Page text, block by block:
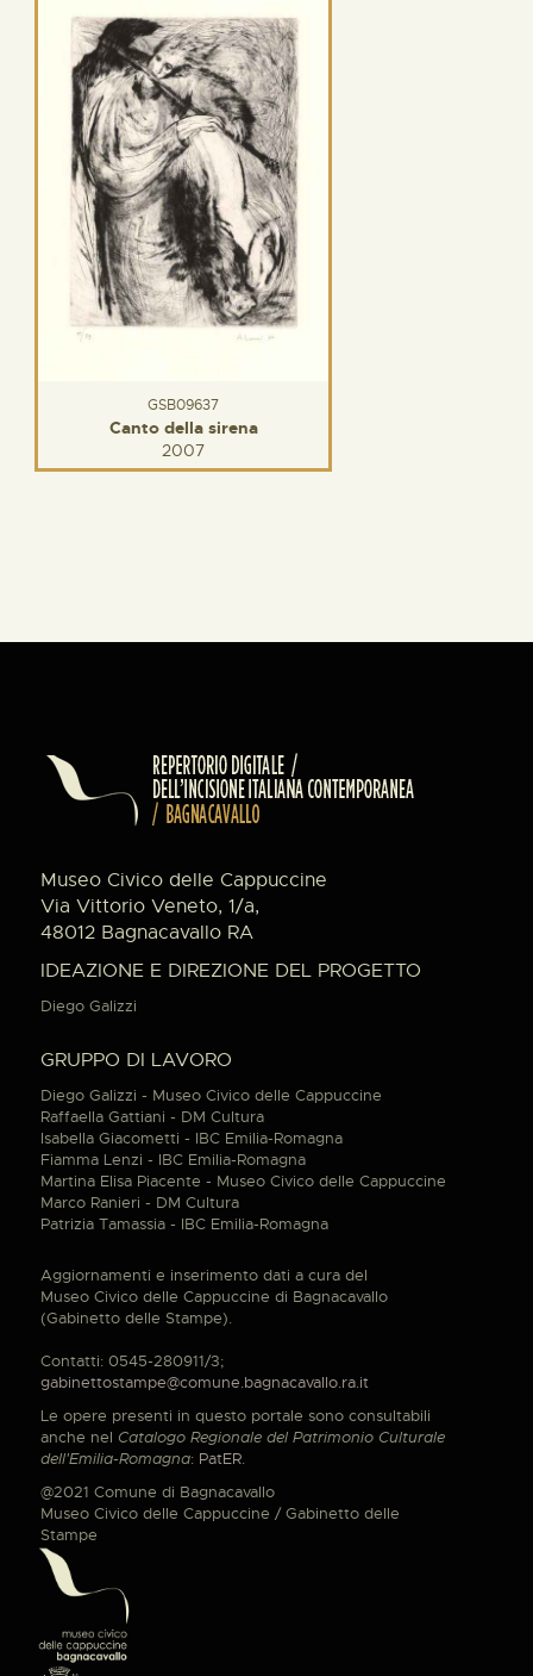
GSB09637
Canto della sirena
2007
Museo Civico delle Cappuccine
Via Vittorio Veneto, 1/a,
48012 Bagnacavallo RA
IDEAZIONE E DIREZIONE DEL PROGETTO
Diego Galizzi
GRUPPO DI LAVORO
Diego Galizzi - Museo Civico delle Cappuccine
Raffaella Gattiani - DM Cultura
Isabella Giacometti - IBC Emilia-Romagna
Fiamma Lenzi - IBC Emilia-Romagna
Martina Elisa Piacente - Museo Civico delle Cappuccine
Marco Ranieri - DM Cultura
Patrizia Tamassia - IBC Emilia-Romagna
Aggiornamenti e inserimento dati a cura del
Museo Civico delle Cappuccine di Bagnacavallo
(Gabinetto delle Stampe).
Contatti: 0545-280911/3;
gabinettostampe@comune.bagnacavallo.ra.it
Le opere presenti in questo portale sono consultabili
anche nel Catalogo Regionale del Patrimonio Culturale
dell'Emilia-Romagna: PatER.
@2021 Comune di Bagnacavallo
Museo Civico delle Cappuccine / Gabinetto delle
Stampe